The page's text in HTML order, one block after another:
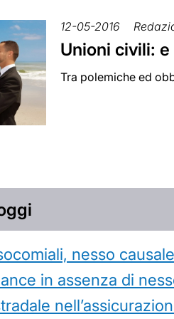
12-05-2016
Unioni civili:
Tra polemiche ed
nesso
in assenza di